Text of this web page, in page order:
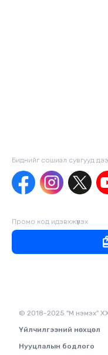
Биднийг сошиал сувгууд
Промо код идэвхжүүлэх
© 2018-2025 "М нэмэх"
Үйлчилгээний нөхцөл
Нууцлалын бодлого